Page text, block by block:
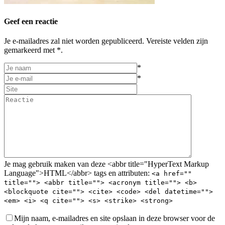
Geef een reactie
Je e-mailadres zal niet worden gepubliceerd. Vereiste velden zijn
gemarkeerd met *.
*
*
Je mag gebruik maken van deze <abbr title="HyperText Markup
Language">HTML</abbr> tags en attributen: <a href=""
title=""> <abbr title=""> <acronym title=""> <b>
<blockquote cite=""> <cite> <code> <del datetime="">
<em> <i> <q cite=""> <s> <strike> <strong>
Mijn naam, e-mailadres en site opslaan in deze browser voor de